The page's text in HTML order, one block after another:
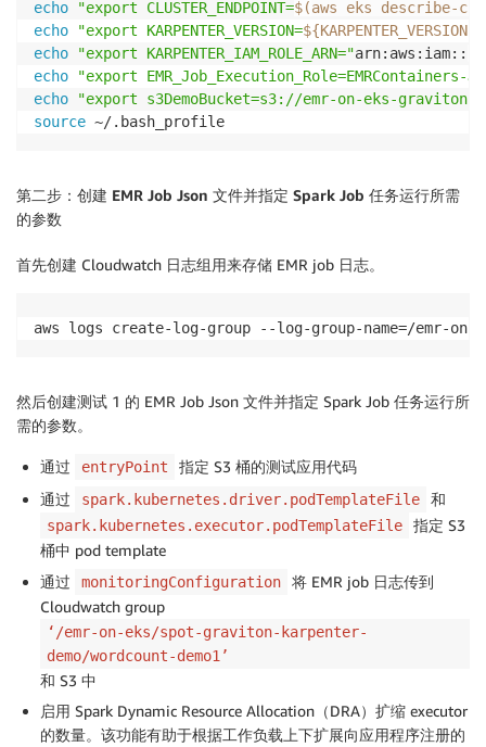
echo
"export CLUSTER_ENDPOINT=$(aws eks describe-
echo
"export KARPENTER_VERSION=${KARPENTER_VERSION}
echo
"export KARPENTER_IAM_ROLE_ARN="arn:aws:iam::
echo
"export EMR_Job_Execution_Role=EMRContainers-
echo
"export s3DemoBucket=s3://emr-on-eks-graviton-
source ~/.bash_profile
第二步：创建 EMR Job Json 文件并指定 Spark Job 任务运行所需
的参数
首先创建 Cloudwatch 日志组用来存储 EMR job 日志。
aws logs create-log-group --log-group-name=/emr-on-
然后创建测试 1 的 EMR Job Json 文件并指定 Spark Job 任务运行所
需的参数。
通过 entryPoint
指定 S3 桶的测试应用代码
通过
spark.kubernetes.driver.podTemplateFile 和
spark.kubernetes.executor.podTemplateFile
指定 S3
桶中 pod template
通过
monitoringConfiguration
将 EMR job 日志传到
Cloudwatch group
‘/emr-on-eks/spot-graviton-karpenter-
demo/wordcount-demo1’
和 S3 中
启用 Spark Dynamic Resource Allocation（DRA）扩缩 executor
的数量。该功能有助于根据工作负载上下扩展向应用程序注册的